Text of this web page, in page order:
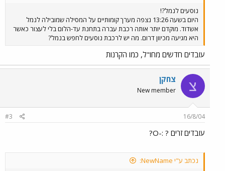
נוסעים לנמל?!
היום בשעה 13:26 נצפה מערך קומותיים על המסילה שמובילה לנמל
אשדוד. מוקדם יותר אותה רכבת עברה בתחנת עד-הלום בלי לעצור כאשר
היא מגיעה מכיוון דרום. מה יש לרכבת נוסעים לחפש בנמל?
עובדים חדשים מחו"ל, כמו הקרנות
צ צחקן
New member
16/8/04
#3
עובדים זרים ? :-O?
נכתב ע"י NewName: